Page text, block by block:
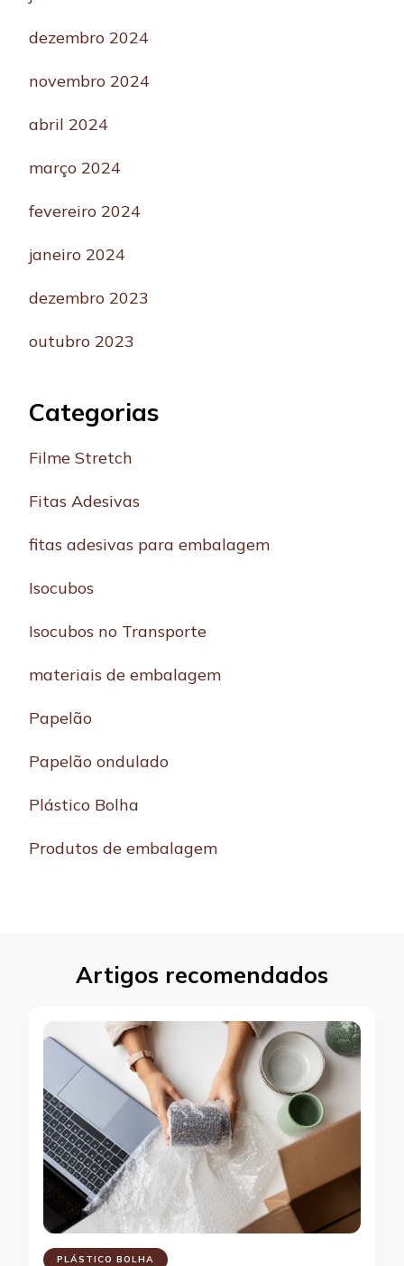
dezembro 2024
novembro 2024
abril 2024
março 2024
fevereiro 2024
janeiro 2024
dezembro 2023
outubro 2023
Categorias
Filme Stretch
Fitas Adesivas
fitas adesivas para embalagem
Isocubos
Isocubos no Transporte
materiais de embalagem
Papelão
Papelão ondulado
Plástico Bolha
Produtos de embalagem
Artigos recomendados
PLÁSTICO BOLHA